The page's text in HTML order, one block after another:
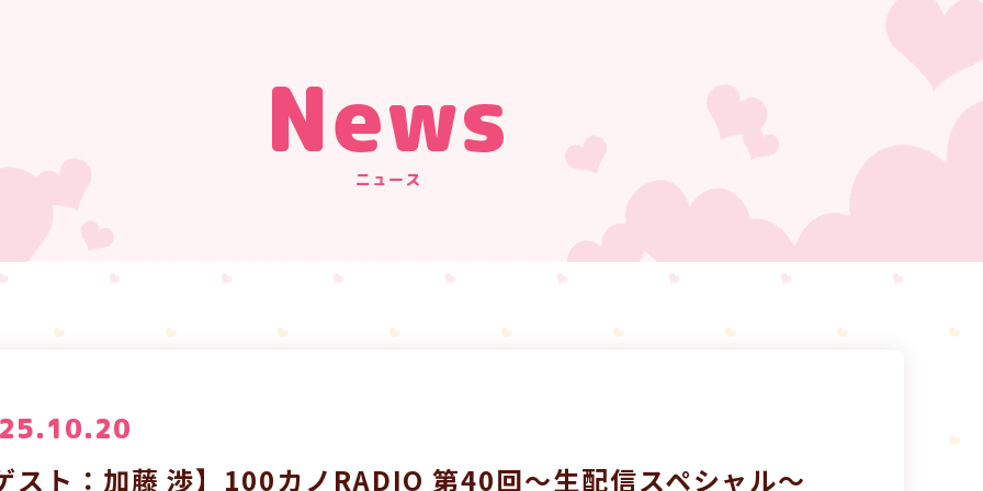
News
ニュース
スト：加藤 渉】100カノRADIO 第40回～生配信スペシャル～